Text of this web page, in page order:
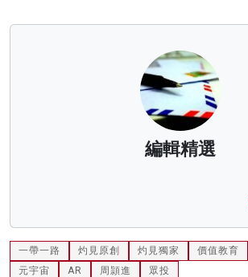
編輯精選
一帶一路 灼見原創 灼見獨家 價值教育
元宇宙
AR 周頴進 眾投